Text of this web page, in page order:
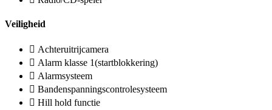
Veiligheid
Achteruitrijcamera
Alarm klasse 1(startblokkering)
Alarmsysteem
Bandenspanningscontrolesysteem
Hill hold functie